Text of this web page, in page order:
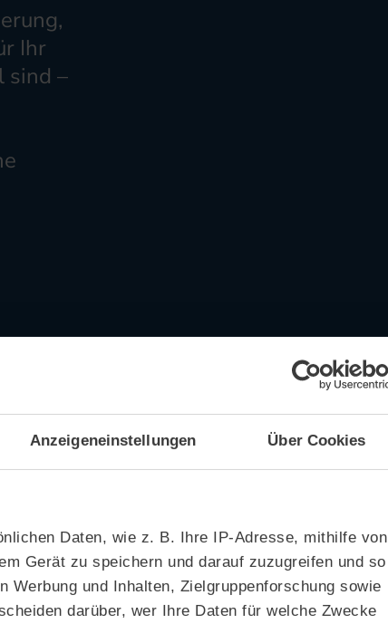
Anzeigeneinstellungen Über Cookies
Daten, wie z. B. Ihre IP-Adresse, mithilfe von
Gerät zu speichern und darauf zuzugreifen und so
Werbung und Inhalten, Zielgruppenforschung sowie
darüber, wer Ihre Daten für welche Zwecke
Ihr
sind –